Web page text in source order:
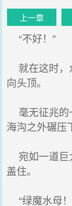
上一章
“不好！”
就在这时，
向头顶。
毫无征兆的
海沟之外碾压
宛如一道巨
盖住。
“绿魔水母！